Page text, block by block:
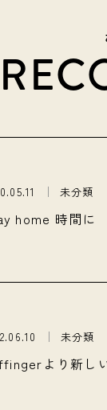
未分類
home 時間に
未分類
より新し